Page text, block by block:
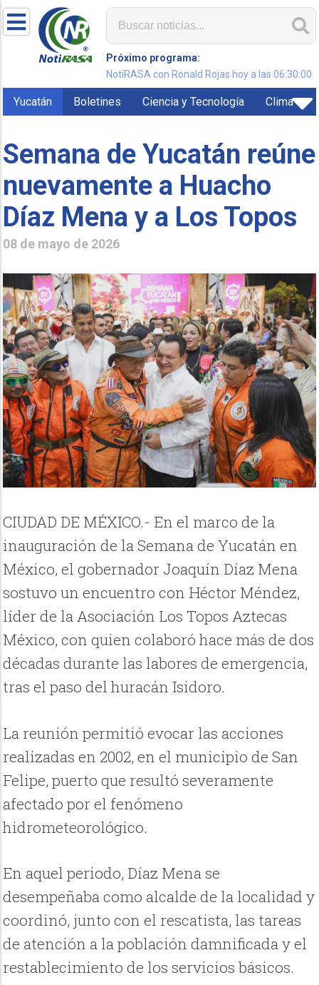
Próximo programa:
NotiRASA con Ronald Rojas hoy a las 06:30:00
Yucatán Boletines Ciencia y Tecnología Clima
Semana de Yucatán reúne
nuevamente a Huacho
Díaz Mena y a Los Topos
08 de mayo de 2026
CIUDAD DE MÉXICO.- En el marco de la
inauguración de la Semana de Yucatán en
México, el gobernador Joaquín Díaz Mena
sostuvo un encuentro con Héctor Méndez,
líder de la Asociación Los Topos Aztecas
México, con quien colaboró hace más de dos
décadas durante las labores de emergencia,
tras el paso del huracán Isidoro.
La reunión permitió evocar las acciones
realizadas en 2002, en el municipio de San
Felipe, puerto que resultó severamente
afectado por el fenómeno
hidrometeorológico.
En aquel periodo, Díaz Mena se
desempeñaba como alcalde de la localidad y
coordinó, junto con el rescatista, las tareas
de atención a la población damnificada y el
restablecimiento de los servicios básicos.